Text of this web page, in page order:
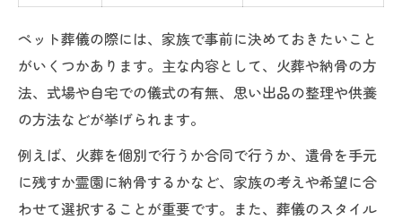
ペット葬儀の際には、家族で事前に決めておきたいこと
がいくつかあります。主な内容として、火葬や納骨の方
法、式場や自宅での儀式の有無、思い出品の整理や供養
の方法などが挙げられます。
例えば、火葬を個別で行うか合同で行うか、遺骨を手元
に残すか霊園に納骨するかなど、家族の考えや希望に合
わせて選択することが重要です。また、葬儀のスタイル